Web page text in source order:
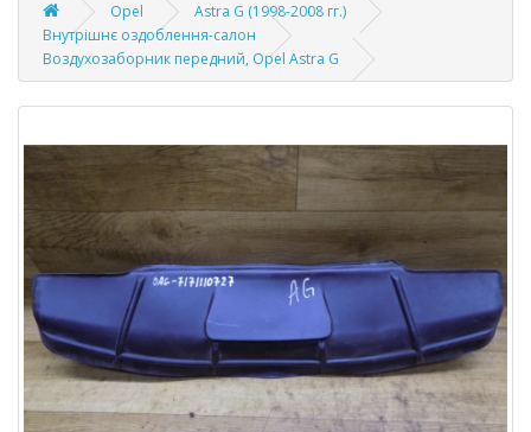
Opel
Astra G (1998-2008 гг.)
Внутрішнє оздоблення-салон
Воздухозаборник передний, Opel Astra G